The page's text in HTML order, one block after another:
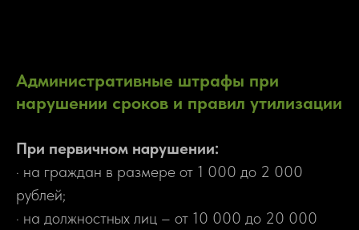
Административные штрафы при
нарушении сроков и правил утилизации
При первичном нарушении:
· на граждан в размере от 1 000 до 2 000
рублей;
· на должностных лиц – от 10 000 до 20 000